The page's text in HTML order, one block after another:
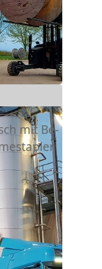
mit Be-